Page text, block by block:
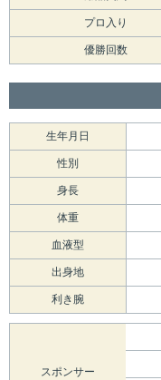
プロ入り
優勝回数
生年月日
性別
身長
体重
血液型
出身地
利き腕
スポンサー